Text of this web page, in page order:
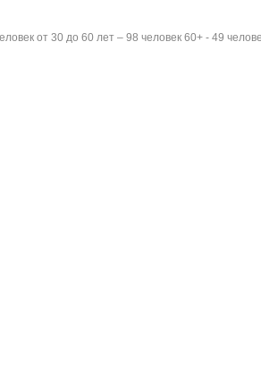
от 30 до 60 лет – 98 человек 60+ - 49